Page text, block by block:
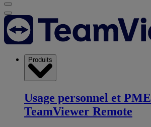
Produits
Usage personnel et PME
TeamViewer Remote